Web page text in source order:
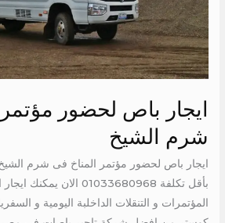
ايجار باص لحضور
شرم الشيخ
ايجار باص لحضور مؤتمر المناخ فى شرم الشيخ
بأقل تكلفة 01033680968
المؤتمرات و التنقلات الداخلبة اليومية و
الشيخ